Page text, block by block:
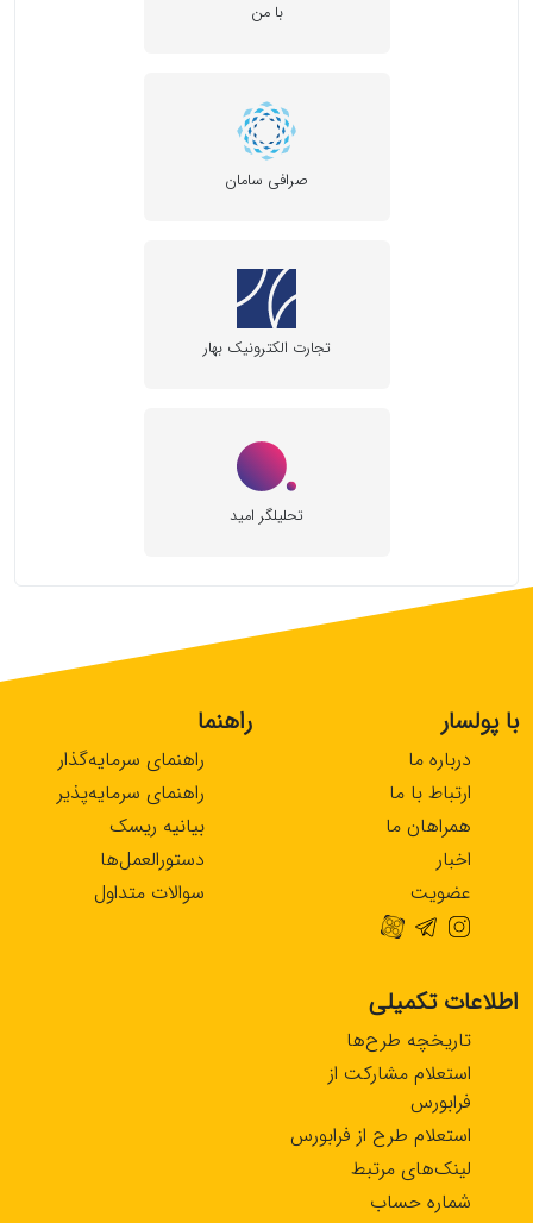
با من
صرافی سامان
تجارت الکترونیک بهار
تحلیلگر امید
با پولسار
درباره ما
ارتباط با ما
همراهان ما
اخبار
عضویت
راهنما
راهنمای سرمایه‌گذار
راهنمای سرمایه‌پذیر
بیانیه ریسک
دستورالعمل‌ها
سوالات متداول
اطلاعات تکمیلی
تاریخچه طرح‌ها
استعلام مشارکت از
فرابورس
استعلام طرح از فرابورس
لینک‌های مرتبط
شماره حساب